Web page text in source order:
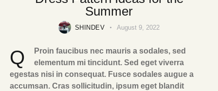
Summer
SHINDEV August 9, 2022
Q
Proin faucibus nec mauris a sodales, sed
elementum mi tincidunt. Sed eget viverra
egestas nisi in consequat. Fusce sodales augue a
accumsan. Cras sollicitudin, ipsum eget blandit